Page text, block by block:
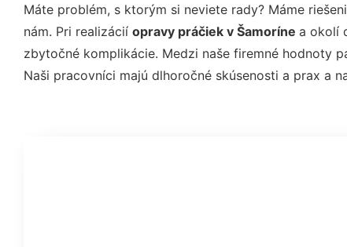
Máte problém, s ktorým si neviete rady? Máme
nám. Pri realizácií opravy práčiek v Šamoríne a okolí
zbytočné komplikácie. Medzi naše firemné hodnoty
Naši pracovníci majú dlhoročné skúsenosti a prax a